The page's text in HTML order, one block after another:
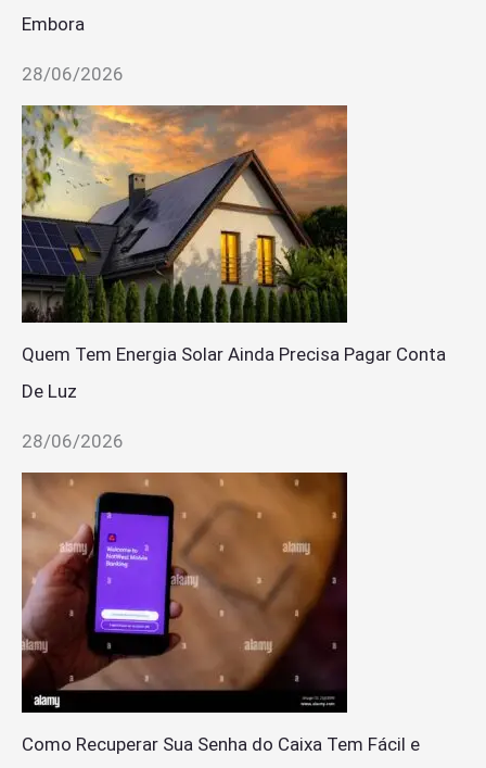
Embora
28/06/2026
Quem Tem Energia Solar Ainda Precisa Pagar Conta
De Luz
28/06/2026
Como Recuperar Sua Senha do Caixa Tem Fácil e